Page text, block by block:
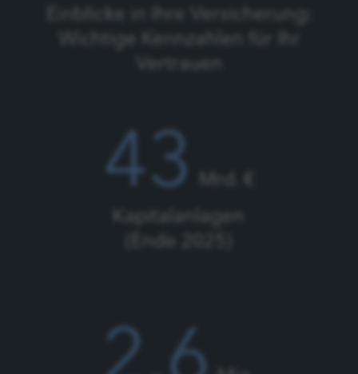
Einblicke in Ihre Versicherung:
Wichtige Kennzahlen für Ihr
Vertrauen
43
Mrd. €
Kapitalanlagen
(Ende 2025)
2,6